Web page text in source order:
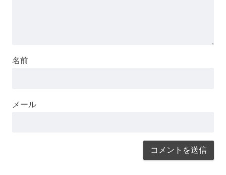
名前
メール